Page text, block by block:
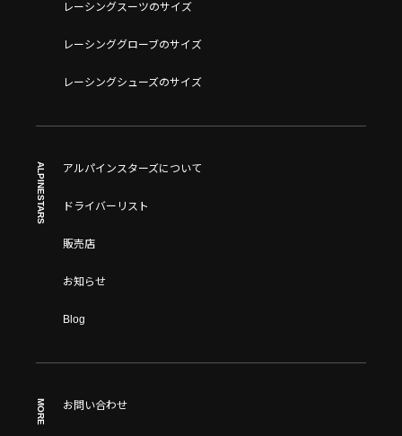
レーシングスーツのサイズ
レーシンググローブのサイズ
レーシングシューズのサイズ
ALPINESTARS アルパインスターズについて
ドライバーリスト
販売店
お知らせ
Blog
MORE お問い合わせ